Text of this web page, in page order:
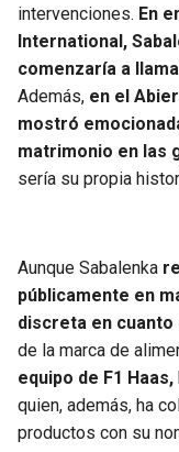
intervenciones. En
International,
comenzaría a
Además, en el
mostró
matrimonio en las
sería su propia
Aunque Sabalenka
públicamente en
discreta en cuanto
de la marca de
equipo de F1 Haas,
quien, además, ha
productos con su